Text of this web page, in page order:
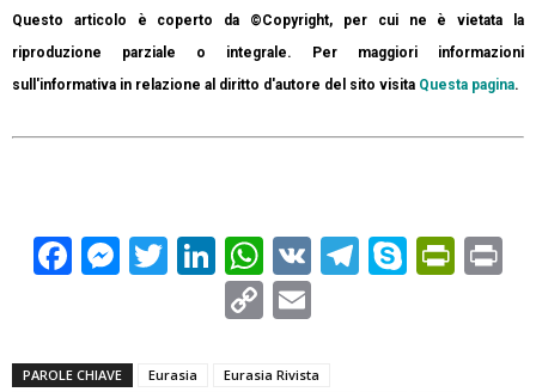
Questo articolo è coperto da ©Copyright, per cui ne è vietata la
riproduzione parziale o integrale. Per maggiori informazioni
sull'informativa in relazione al diritto d'autore del sito visita Questa pagina.
Facebook
Messenger
TwitterLinkedIn
WhatsApp
VK Telegram
Skype
Copy
PAROLE CHIAVE Eurasia
Eurasia Rivista